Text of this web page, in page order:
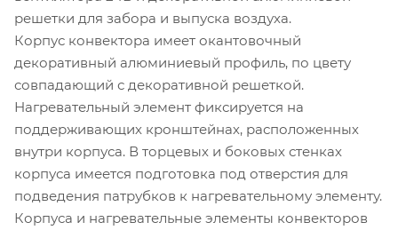
решетки для забора и выпуска воздуха.
Корпус конвектора имеет окантовочный
декоративный алюминиевый профиль, по цвету
совпадающий с декоративной решеткой.
Нагревательный элемент фиксируется на
поддерживающих кронштейнах, расположенных
внутри корпуса. В торцевых и боковых стенках
корпуса имеется подготовка под отверстия для
подведения патрубков к нагревательному элементу.
Корпуса и нагревательные элементы конвекторов